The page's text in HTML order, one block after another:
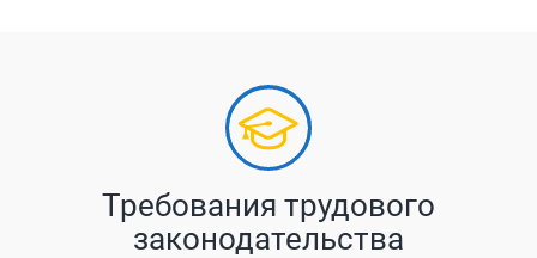
Требования трудового
законодательства